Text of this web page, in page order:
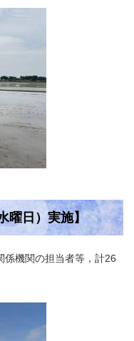
曜日）実施】
係機関の担当者等，計26